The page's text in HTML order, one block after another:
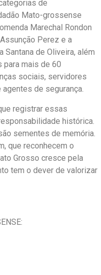
de
Mato-grossense
Marechal Rondon
Perez e a
Santana de Oliveira, além
mais de 60
sociais, servidores
de segurança.
registrar essas
histórica.
sementes de memória.
que reconhecem o
Grosso cresce pela
tem o dever de valorizar